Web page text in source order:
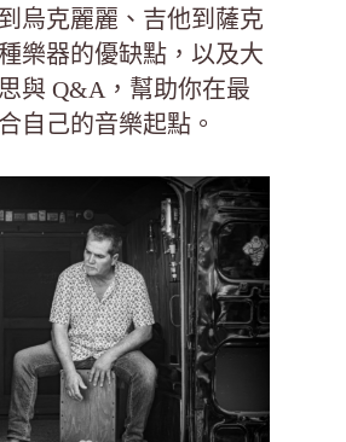
烏克麗麗、吉他到薩克
樂器的優缺點，以及大
與 Q&A，幫助你在最
自己的音樂起點。